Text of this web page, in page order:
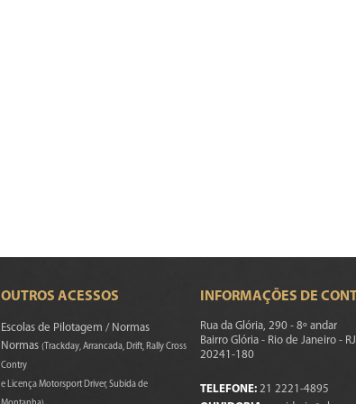
OUTROS ACESSOS
Escolas de Pilotagem / Normas
Normas(Trackday, Arrancada, Drift, Rally Cross
Contry
e Licença Motorsport Driver, Subida de
INFORMAÇÕES DE
Rua da Glória, 290 - 8º andar
Bairro Glória - Rio de Janeiro - RJ
20241-180
TELEFONE: 21 2221-4895